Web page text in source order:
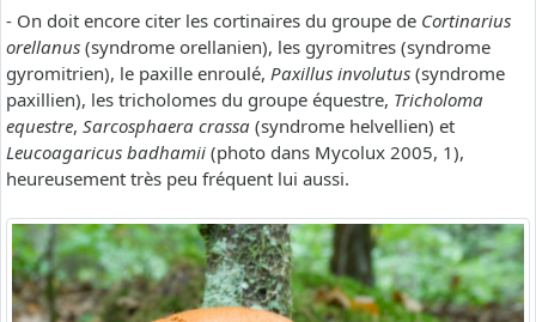
- On doit encore citer les cortinaires du groupe de Cortinarius
orellanus (syndrome orellanien), les gyromitres (syndrome
gyromitrien), le paxille enroulé, Paxillus involutus (syndrome
paxillien), les tricholomes du groupe équestre, Tricholoma
equestre, Sarcosphaera crassa (syndrome helvellien) et
Leucoagaricus badhamii (photo dans Mycolux 2005, 1),
heureusement très peu fréquent lui aussi.